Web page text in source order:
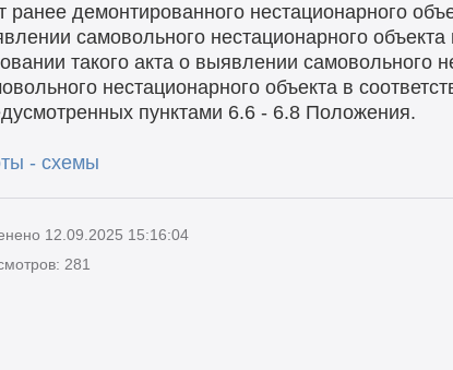
ранее демонтированного нестационарного
самовольного нестационарного
такого акта о выявлении самовольного
нестационарного объекта в
пунктами 6.6 - 6.8 Положения.
- схемы
12.09.2025 15:16:04
281